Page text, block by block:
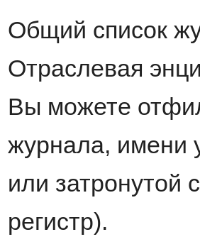
Общий список
Отраслевая
Вы можете
журнала, имени
или затронутой
регистр).